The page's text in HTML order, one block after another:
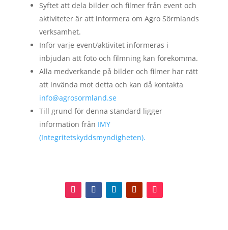
Syftet att dela bilder och filmer från event och
aktiviteter är att informera om Agro Sörmlands
verksamhet.
Inför varje event/aktivitet informeras i
inbjudan att foto och filmning kan förekomma.
Alla medverkande på bilder och filmer har rätt
att invända mot detta och kan då kontakta
info@agrosormland.se
Till grund för denna standard ligger
information från IMY
(Integritetskyddsmyndigheten).